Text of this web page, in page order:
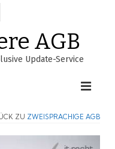
AGB
Update-Service
ZU ZWEISPRACHIGE AGB